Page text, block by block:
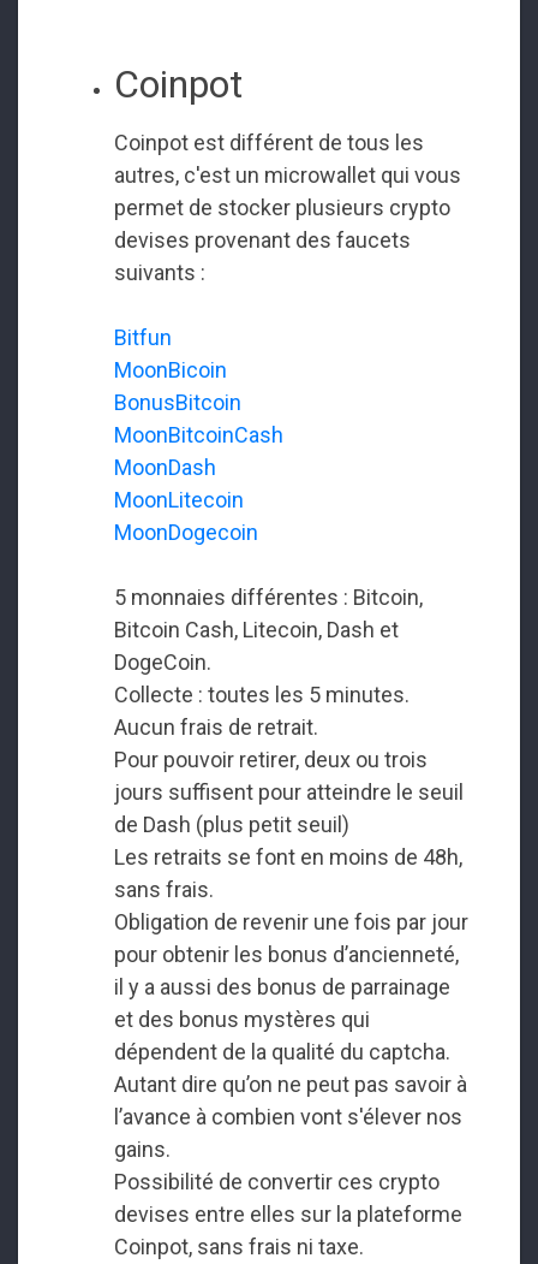
Coinpot
Coinpot est différent de tous les
autres, c'est un microwallet qui vous
permet de stocker plusieurs crypto
devises provenant des faucets
suivants :
Bitfun
MoonBicoin
BonusBitcoin
MoonBitcoinCash
MoonDash
MoonLitecoin
MoonDogecoin
5 monnaies différentes : Bitcoin,
Bitcoin Cash, Litecoin, Dash et
DogeCoin.
Collecte : toutes les 5 minutes.
Aucun frais de retrait.
Pour pouvoir retirer, deux ou trois
jours suffisent pour atteindre le seuil
de Dash (plus petit seuil)
Les retraits se font en moins de 48h,
sans frais.
Obligation de revenir une fois par jour
pour obtenir les bonus d’ancienneté,
il y a aussi des bonus de parrainage
et des bonus mystères qui
dépendent de la qualité du captcha.
Autant dire qu’on ne peut pas savoir à
l’avance à combien vont s'élever nos
gains.
Possibilité de convertir ces crypto
devises entre elles sur la plateforme
Coinpot, sans frais ni taxe.